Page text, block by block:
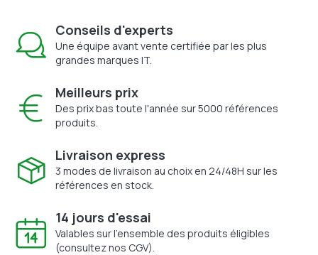
Conseils d'experts
Une équipe avant vente certifiée par les plus
grandes marques IT.
Meilleurs prix
Des prix bas toute l'année sur 5000 références
produits.
Livraison express
3 modes de livraison au choix en 24/48H sur les
références en stock.
14 jours d'essai
Valables sur l'ensemble des produits éligibles
(consultez nos CGV).